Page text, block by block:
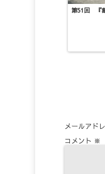
第51回 『
メールアド
コメント ※